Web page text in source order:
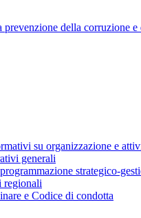
prevenzione della corruzione e
su organizzazione e
generali
strategico-
regionali
e Codice di condotta